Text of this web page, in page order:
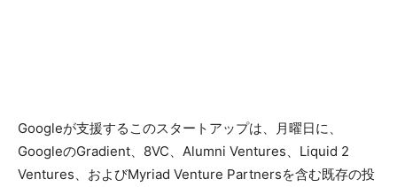
Googleが支援するこのスタートアップは、月曜日に、
GoogleのGradient、8VC、Alumni Ventures、Liquid 2
Ventures、およびMyriad Venture Partnersを含む既存の投